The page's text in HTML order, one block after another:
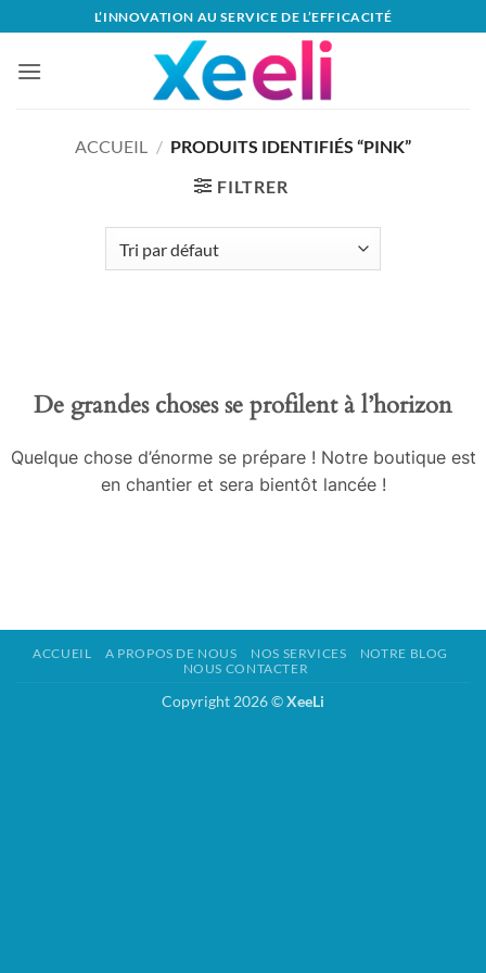
au
contenu
L’INNOVATION AU SERVICE DE L’EFFICACITÉ
ACCUEIL / PRODUITS IDENTIFIÉS “PINK”
FILTRER
De grandes choses se profilent à l’horizon
Quelque chose d’énorme se prépare ! Notre boutique est
en chantier et sera bientôt lancée !
ACCUEIL A PROPOS DE NOUS NOS SERVICES
NOTRE BLOG
NOUS CONTACTER
Copyright 2026 ©XeeLi